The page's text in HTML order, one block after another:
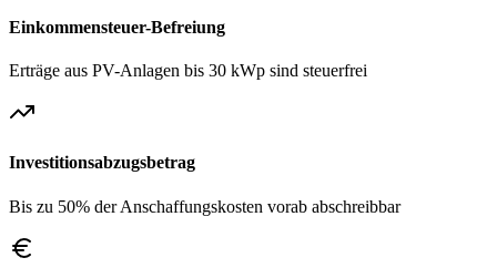
Einkommensteuer-Befreiung
Erträge aus PV-Anlagen bis 30 kWp sind steuerfrei
Investitionsabzugsbetrag
Bis zu 50% der Anschaffungskosten vorab abschreibbar